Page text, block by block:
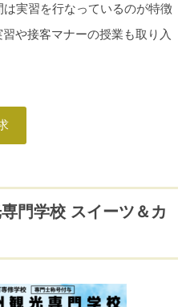
実習を行なっているのが特徴
や接客マナーの授業も取り入
門学校 スイーツ＆カ